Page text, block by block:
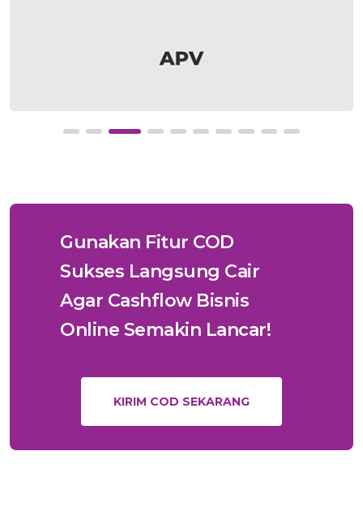
Gunakan Fitur COD
Sukses Langsung Cair
Agar Cashflow Bisnis
Online Semakin Lancar!
KIRIM COD SEKARANG